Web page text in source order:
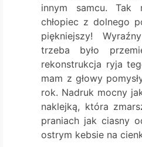
innym samcu. Tak
chłopiec z dolnego
piękniejszy!
trzeba było
rekonstrukcja ryja
mam z głowy
rok. Nadruk mocny
naklejką, która
praniach jak ciasny
ostrym kebsie na